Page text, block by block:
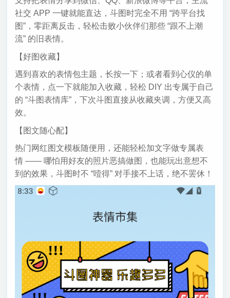
社交 APP 一键就能直达，斗图时完全不用 “跨平台找
图”，零距离反击，轻松击败小伙伴们那些 “跟不上潮
流” 的旧表情。
【好图收藏】
遇到喜欢的表情包主题，长按一下；或者看到心仪的单
个表情，点一下就能加入收藏，轻松 DIY 出专属于自己
的 “斗图表情库”，下次斗图直接从收藏夹调，方便又高
效。
【图文随心配】
热门网红图文模板随便用，还能轻松加文字做专属表
情 —— 哪怕用好友的照片恶搞做图，也能玩出意想不
到的效果，斗图时不 “噎得” 对手接不上话，绝不罢休！